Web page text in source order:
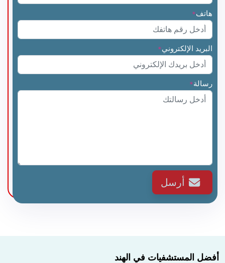
هاتف*
البريد الإلكتروني*
رسالة*
أرسل
أفضل المستشفيات في الهند